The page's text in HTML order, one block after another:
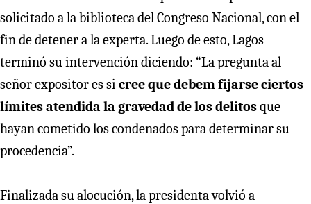
solicitado a la biblioteca del Congreso Nacional, con el
fin de detener a la experta. Luego de esto, Lagos
terminó su intervención diciendo: “La pregunta al
señor expositor es si cree que debem fijarse ciertos
límites atendida la gravedad de los delitosque
hayan cometido los condenados para determinar su
procedencia”.
Finalizada su alocución, la presidenta volvió a